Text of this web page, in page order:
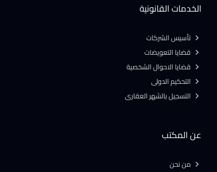
عن المكتب
من نحن
الخدمات القانونية
تأسيس الشركات
قضايا التعويضات
قضايا الاحوال الشخصية
التحكيم الدولى
التسجيل بالشهر العقارى